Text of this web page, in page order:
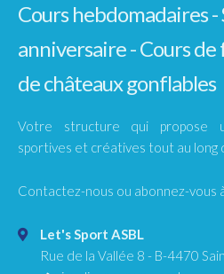
Cours hebdomadaires -
anniversaire - Cours
de châteaux gonflables
Votre structure qui propose
sportives et créatives tout au long
Contactez-nous ou abonnez-
Let's Sport ASBL
Rue de la Vallée 8 - B-4470